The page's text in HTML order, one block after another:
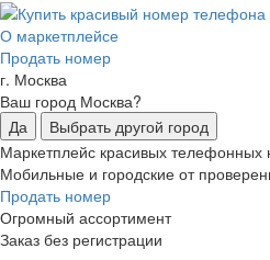
О маркетплейсе
Продать номер
г. Москва
Ваш город Москва?
Да
Выбрать другой город
Маркетплейс красивых телефонных
Мобильные и городские от
Продать номер
Огромный ассортимент
Заказ без регистрации